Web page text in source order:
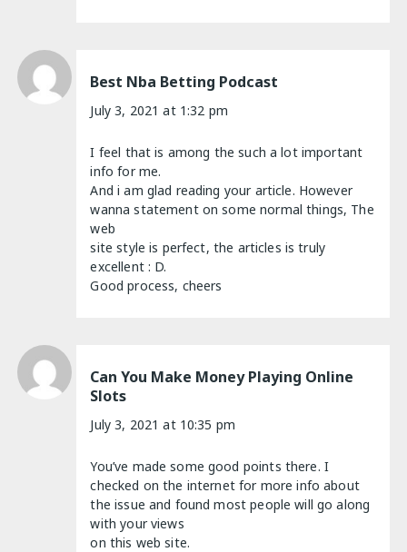
Best Nba Betting Podcast
July 3, 2021 at 1:32 pm
I feel that is among the such a lot important
info for me.
And i am glad reading your article. However
wanna statement on some normal things, The
web
site style is perfect, the articles is truly
excellent : D.
Good process, cheers
Can You Make Money Playing Online
Slots
July 3, 2021 at 10:35 pm
You’ve made some good points there. I
checked on the internet for more info about
the issue and found most people will go along
with your views
on this web site.